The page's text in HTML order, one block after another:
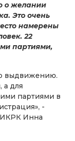
о желании
Это очень
намерены
22
партиями,
выдвижению.
а для
партиями в
-
ИКРК Инна